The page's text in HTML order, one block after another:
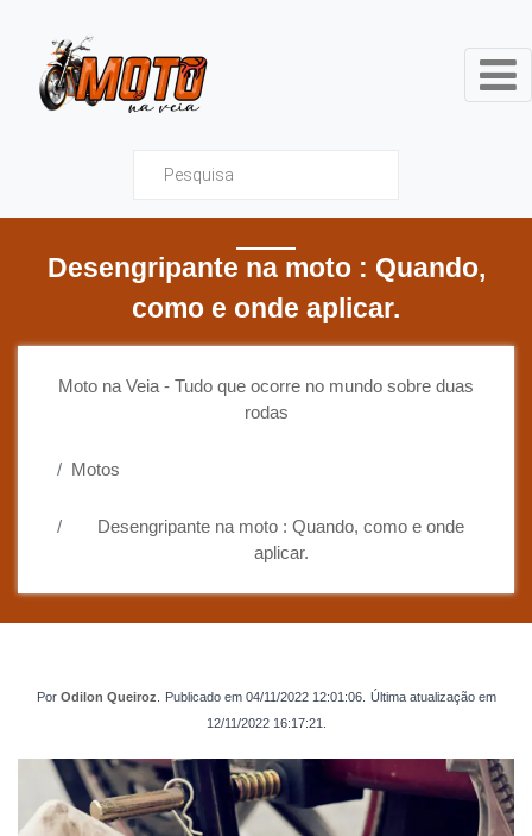
Moto na Veia - Tudo que
Desengripante na moto : Quando,
como e onde aplicar.
Moto na Veia - Tudo que ocorre no mundo sobre duas
rodas
Motos
Desengripante na moto : Quando, como e onde
aplicar.
Por Odilon Queiroz Publicado em 04/11/2022 12:01:06. Última atualização em
12/11/2022 16:17:21